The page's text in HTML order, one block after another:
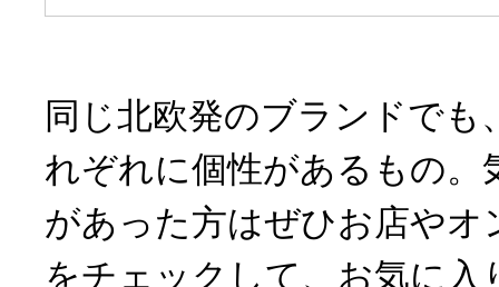
同じ北欧発のブランドでも
れぞれに個性があるもの。
があった方はぜひお店や
をチェックして、お気に入